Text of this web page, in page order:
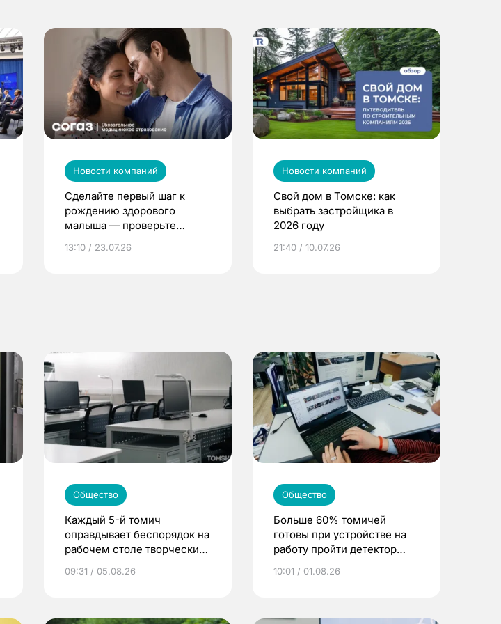
Новости компаний
Сделайте первый шаг к
рождению здорового
малыша — проверьте
по ОМС!
13:10 / 23.07.26
Новости компаний
Свой дом в Томске: как
выбрать застройщика в
2026 году
21:40 / 10.07.26
Общество
Каждый 5-й томич
оправдывает беспорядок на
рабочем столе творческим
09:31 / 05.08.26
Общество
Больше 60% томичей
готовы при устройстве на
работу пройти детектор
10:01 / 01.08.26